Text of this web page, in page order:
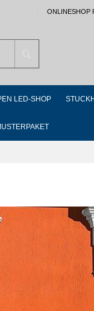
ONLINESHOP
LED-SHOP